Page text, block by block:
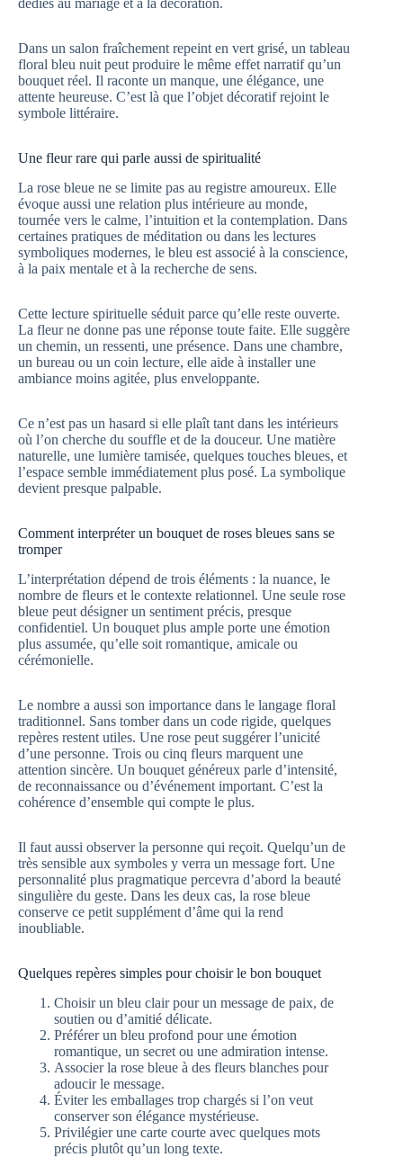
dédiés au mariage et à la décoration.
Dans un salon fraîchement repeint en vert grisé, un tableau
floral bleu nuit peut produire le même effet narratif qu’un
bouquet réel. Il raconte un manque, une élégance, une
attente heureuse. C’est là que l’objet décoratif rejoint le
symbole littéraire.
Une fleur rare qui parle aussi de spiritualité
La rose bleue ne se limite pas au registre amoureux. Elle
évoque aussi une relation plus intérieure au monde,
tournée vers le calme, l’intuition et la contemplation. Dans
certaines pratiques de méditation ou dans les lectures
symboliques modernes, le bleu est associé à la conscience,
à la paix mentale et à la recherche de sens.
Cette lecture spirituelle séduit parce qu’elle reste ouverte.
La fleur ne donne pas une réponse toute faite. Elle suggère
un chemin, un ressenti, une présence. Dans une chambre,
un bureau ou un coin lecture, elle aide à installer une
ambiance moins agitée, plus enveloppante.
Ce n’est pas un hasard si elle plaît tant dans les intérieurs
où l’on cherche du souffle et de la douceur. Une matière
naturelle, une lumière tamisée, quelques touches bleues, et
l’espace semble immédiatement plus posé. La symbolique
devient presque palpable.
Comment interpréter un bouquet de roses bleues sans se
tromper
L’interprétation dépend de trois éléments : la nuance, le
nombre de fleurs et le contexte relationnel. Une seule rose
bleue peut désigner un sentiment précis, presque
confidentiel. Un bouquet plus ample porte une émotion
plus assumée, qu’elle soit romantique, amicale ou
cérémonielle.
Le nombre a aussi son importance dans le langage floral
traditionnel. Sans tomber dans un code rigide, quelques
repères restent utiles. Une rose peut suggérer l’unicité
d’une personne. Trois ou cinq fleurs marquent une
attention sincère. Un bouquet généreux parle d’intensité,
de reconnaissance ou d’événement important. C’est la
cohérence d’ensemble qui compte le plus.
Il faut aussi observer la personne qui reçoit. Quelqu’un de
très sensible aux symboles y verra un message fort. Une
personnalité plus pragmatique percevra d’abord la beauté
singulière du geste. Dans les deux cas, la rose bleue
conserve ce petit supplément d’âme qui la rend
inoubliable.
Quelques repères simples pour choisir le bon bouquet
Choisir un bleu clair pour un message de paix, de
soutien ou d’amitié délicate.
Préférer un bleu profond pour une émotion
romantique, un secret ou une admiration intense.
Associer la rose bleue à des fleurs blanches pour
adoucir le message.
Éviter les emballages trop chargés si l’on veut
conserver son élégance mystérieuse.
Privilégier une carte courte avec quelques mots
précis plutôt qu’un long texte.